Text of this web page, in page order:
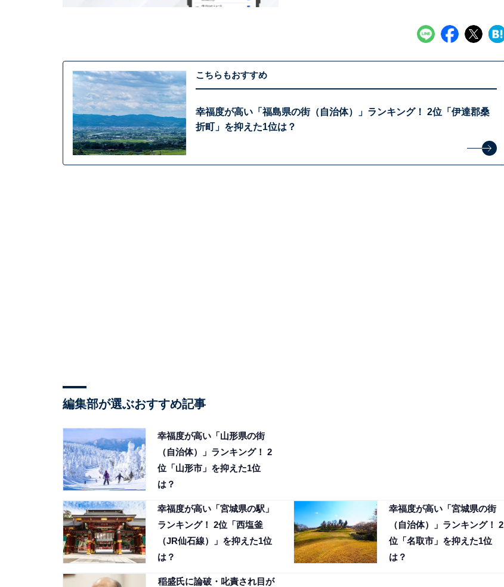
こちらもおすすめ
幸福度が高い「福島県の街（自治体）」ランキング！ 2位「伊達郡桑
折町」を抑えた1位は？
編集部が選ぶおすすめ記事
幸福度が高い「山形県の街
（自治体）」ランキング！ 2
位「山形市」を抑えた1位
は？
幸福度が高い「宮城県の駅」
ランキング！ 2位「西塩釜
（JR仙石線）」を抑えた1位
は？
幸福度が高い「宮城県の街
（自治体）」ランキング！ 2
位「名取市」を抑えた1位
は？
稲盛氏に論破・叱責され目が